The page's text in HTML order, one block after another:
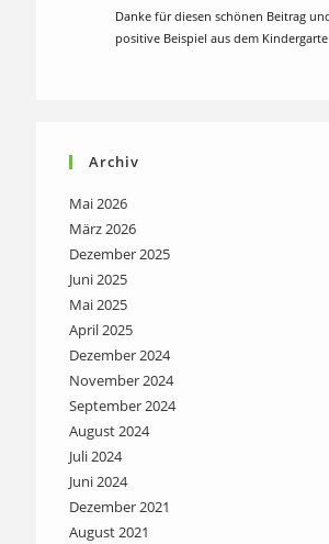
Danke für diesen schönen Beitrag
positive Beispiel aus dem
Archiv
Mai 2026
März 2026
Dezember 2025
Juni 2025
Mai 2025
April 2025
Dezember 2024
November 2024
September 2024
August 2024
Juli 2024
Juni 2024
Dezember 2021
August 2021